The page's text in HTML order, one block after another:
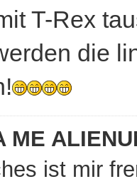
T-Rex
die
ME
ist mir